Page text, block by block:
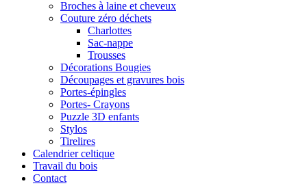
Broches à laine et cheveux
Couture zéro déchets
Charlottes
Sac-nappe
Trousses
Décorations Bougies
Découpages et gravures bois
Portes-épingles
Portes- Crayons
Puzzle 3D enfants
Stylos
Tirelires
Calendrier celtique
Travail du bois
Contact